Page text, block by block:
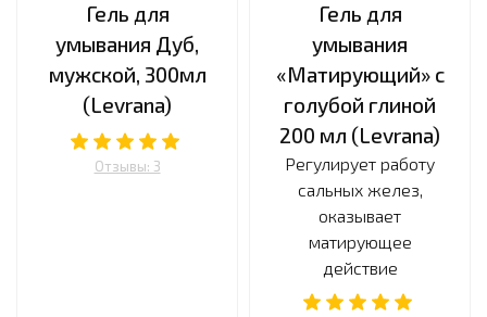
Гель для
умывания Дуб,
мужской, 300мл
(Levrana)
Отзывы: 3
Гель для
умывания
«Матирующий» с
голубой глиной
200 мл (Levrana)
Регулирует работу
сальных желез,
оказывает
матирующее
действие